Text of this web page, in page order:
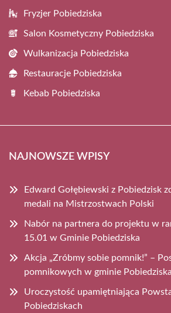
Fryzjer Pobiedziska
Salon Kosmetyczny Pobiedziska
Wulkanizacja Pobiedziska
Restauracje Pobiedziska
Kebab Pobiedziska
NAJNOWSZE WPISY
Edward Gołębiewski z Pobiedzisk
medali na Mistrzostwach Polski
Nabór na partnera do projektu w
15.01 w Gminie Pobiedziska
Akcja „Zróbmy sobie pomnik!” –
pomnikowych w gminie Pobiedziska
Uroczystość upamiętniająca
Pobiedziskach